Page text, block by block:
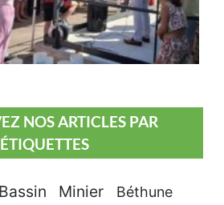
NOS ARTICLES PAR
ÉTIQUETTES
Bassin Minier Béthune